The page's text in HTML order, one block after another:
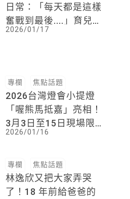
日常：「每天都是這樣
奮戰到最後....」育兒疲
憊照引萬名媽媽共鳴
2026/01/17
專欄 焦點話題
2026台灣燈會小提燈
「喔熊馬抵嘉」亮相！
3月3日至15日現場限
量發放
2026/01/16
專欄 焦點話題
林逸欣又把大家弄哭
了！18 年前給爸爸的